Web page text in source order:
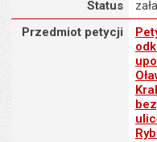
Status
Przedmiot petycji :
Przedmiot petycji